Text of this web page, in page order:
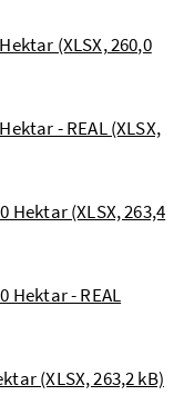
(XLSX, 260,0
- REAL (XLSX,
Hektar (XLSX, 263,4
Hektar - REAL
(XLSX, 263,2 kB)